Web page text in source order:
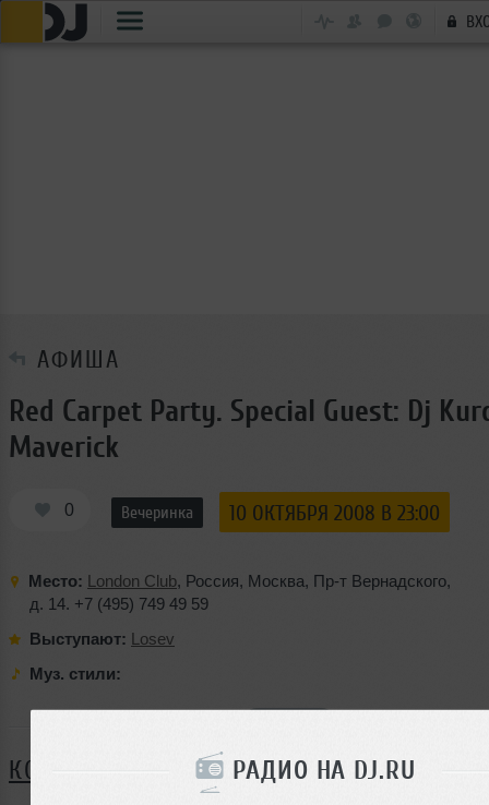
РАДИО НА DJ.RU
АФИША
Red Carpet Party. Special Guest: Dj
Maverick
0 Вечеринка 10 ОКТЯБРЯ 2008 В 23:00
Место: London Club, Россия, Москва, Пр-т Вернадского,
д. 14. +7 (495) 749 49 59
Выступают: Losev
Муз. стили:
КОММЕНТАРИИ